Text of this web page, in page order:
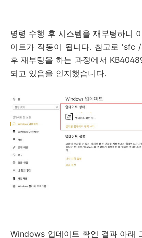
명령 수행 후 시스템을 재부팅하니
이트가 작동이 됩니다. 참고로 'sfc
후 재부팅을 하는 과정에서
되고 있음을 인지했습니다.
Windows 업데이트 확인 결과 아래